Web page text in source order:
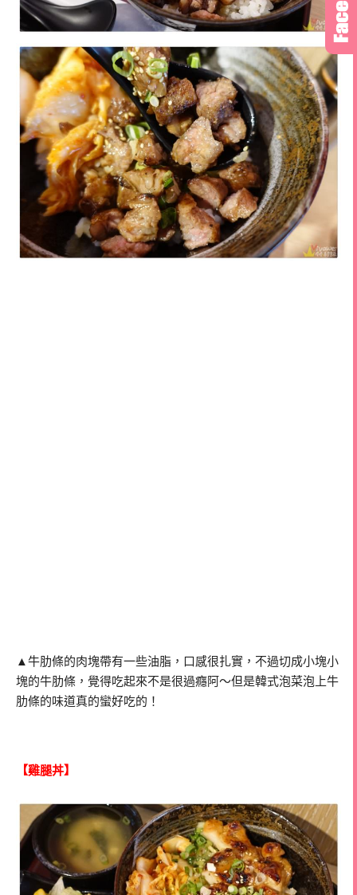
▲牛肋條的肉塊帶有一些油脂，口感很扎實，不過切成小塊小
塊的牛肋條，覺得吃起來不是很過癮阿～但是韓式泡菜泡上牛
肋條的味道真的蠻好吃的！
【雞腿丼】